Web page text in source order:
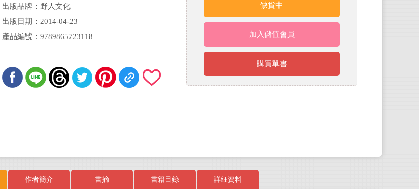
出版品牌：野人文化
出版日期：2014-04-23
產品編號：9789865723118
缺貨中
加入儲值會員
購買單書
作者簡介 書摘 書籍目錄 詳細資料